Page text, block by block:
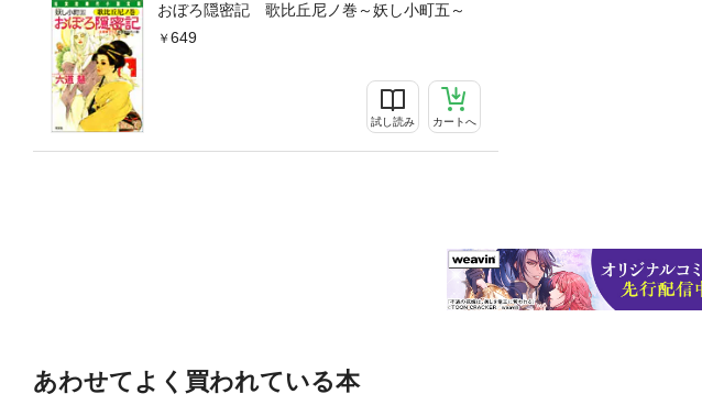
おぼろ隠密記 歌比丘尼ノ巻～妖し小町五～
649
試し読み カートへ
あわせてよく買われている本